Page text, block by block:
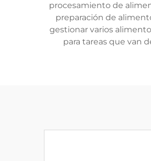
procesamiento de
preparación de
gestionar varios
para tareas que van